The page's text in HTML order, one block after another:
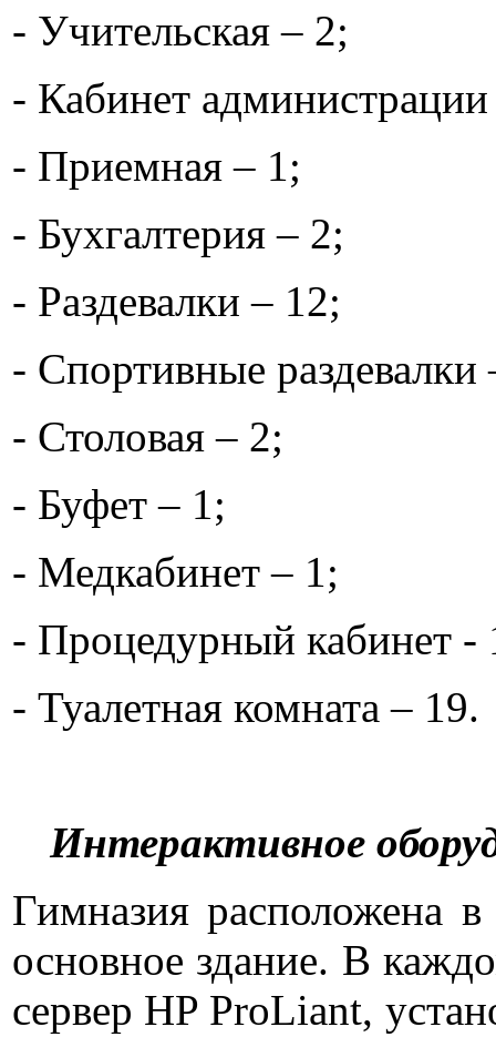
- Учительская – 2;
- Кабинет
- Приемная – 1;
- Бухгалтерия – 2;
- Раздевалки – 12;
- Спортивные раздевалки
- Столовая – 2;
- Буфет – 1;
- Медкабинет – 1;
- Процедурный кабинет -
- Туалетная комната – 19.
Интерактивное
Гимназия расположена
основное здание. В
сервер HP ProLiant,